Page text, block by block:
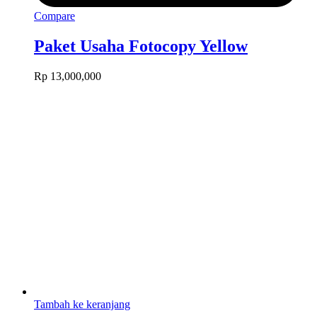
Compare
Paket Usaha Fotocopy Yellow
Rp 13,000,000
Tambah ke keranjang